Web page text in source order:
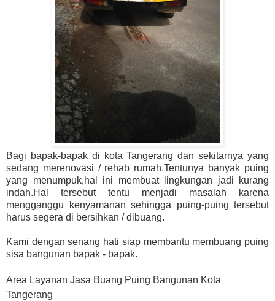
Bagi bapak-bapak di kota Tangerang dan sekitarnya yang
sedang merenovasi / rehab rumah.Tentunya banyak puing
yang menumpuk,hal ini membuat lingkungan jadi kurang
indah.Hal tersebut tentu menjadi masalah karena
mengganggu kenyamanan sehingga puing-puing tersebut
harus segera di bersihkan / dibuang.
Kami dengan senang hati siap membantu membuang puing
sisa bangunan bapak - bapak.
Area Layanan Jasa Buang Puing Bangunan Kota
Tangerang